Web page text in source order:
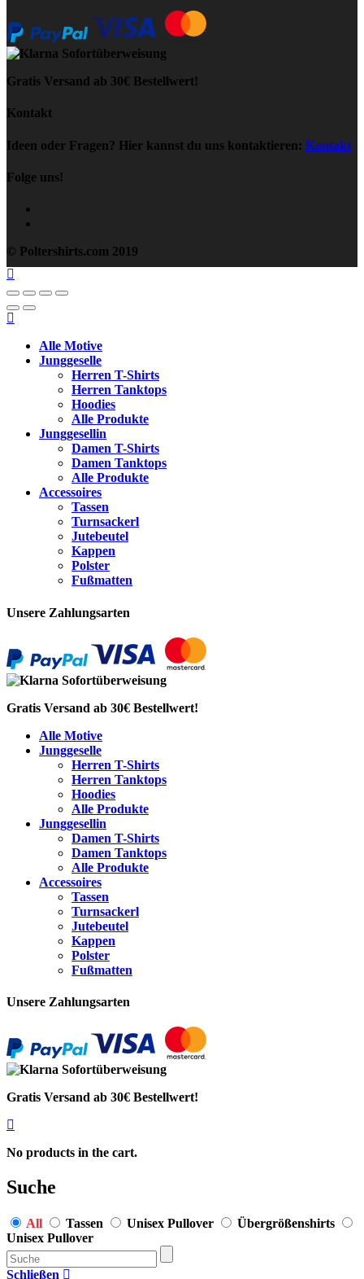
Gratis Versand ab 30€ Bestellwert!
Kontakt
Ideen oder Fragen? Hier kannst du uns kontaktieren: Kontakt
Folge uns!
© Poltershirts.com 2019
Alle Motive
Junggeselle
Herren T-Shirts
Herren Tanktops
Hoodies
Alle Produkte
Junggesellin
Damen T-Shirts
Damen Tanktops
Alle Produkte
Accessoires
Tassen
Turnsackerl
Jutebeutel
Kappen
Polster
Fußmatten
Unsere Zahlungsarten
Gratis Versand ab 30€ Bestellwert!
Alle Motive
Junggeselle
Herren T-Shirts
Herren Tanktops
Hoodies
Alle Produkte
Junggesellin
Damen T-Shirts
Damen Tanktops
Alle Produkte
Accessoires
Tassen
Turnsackerl
Jutebeutel
Kappen
Polster
Fußmatten
Unsere Zahlungsarten
Gratis Versand ab 30€ Bestellwert!
No products in the cart.
Suche
All Tassen Unisex Pullover
Übergrößenshirts
Unisex Pullover
Schließen